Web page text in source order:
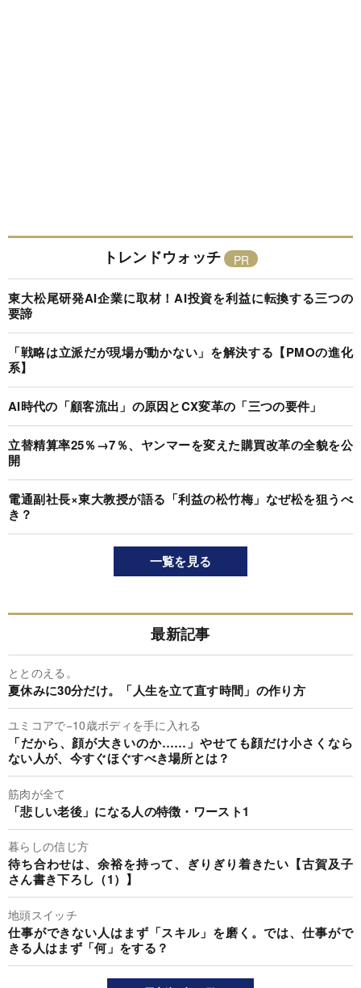
トレンドウォッチ
東大松尾研発AI企業に取材！AI投資を利益に転換する三つの
要諦
「戦略は立派だが現場が動かない」を解決する【PMOの進化
系】
AI時代の「顧客流出」の原因とCX変革の「三つの要件」
立替精算率25％→7％、ヤンマーを変えた購買改革の全貌を公
開
電通副社長×東大教授が語る「利益の松竹梅」なぜ松を狙うべ
き？
一覧を見る
最新記事
ととのえる。
夏休みに30分だけ。「人生を立て直す時間」の作り方
ユミコアで−10歳ボディを手に入れる
「だから、顔が大きいのか……」やせても顔だけ小さくなら
ない人が、今すぐほぐすべき場所とは？
筋肉が全て
「悲しい老後」になる人の特徴・ワースト1
暮らしの信じ方
待ち合わせは、余裕を持って、ぎりぎり着きたい【古賀及子
さん書き下ろし（1）】
地頭スイッチ
仕事ができない人はまず「スキル」を磨く。では、仕事がで
きる人はまず「何」をする？